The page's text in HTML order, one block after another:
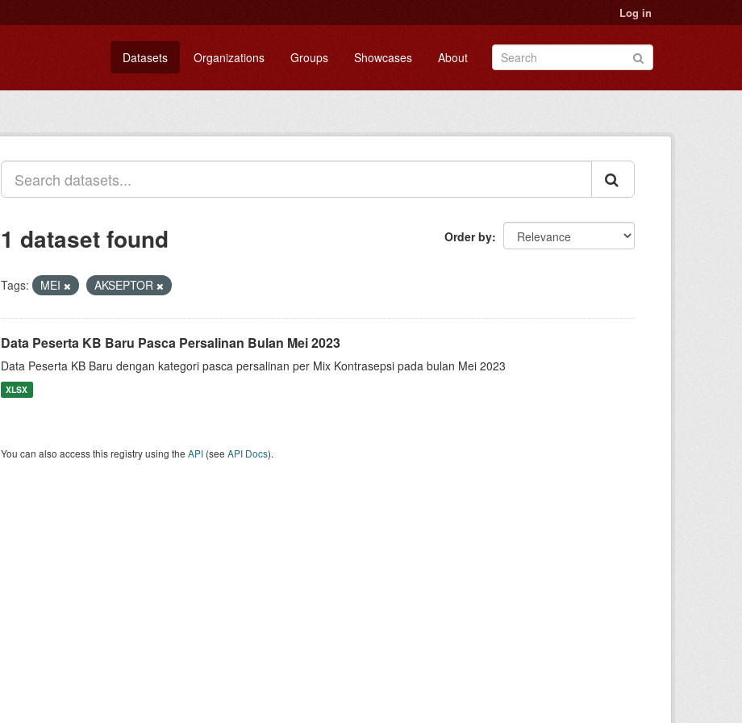
Log in
Datasets Organizations Groups Showcases About
Order by
1 dataset found
Tags: MEI AKSEPTOR
Data Peserta KB Baru Pasca Persalinan Bulan Mei 2023
Data Peserta KB Baru dengan kategori pasca persalinan per Mix Kontrasepsi pada bulan Mei 2023
XLSX
You can also access this registry using the API (see API Docs).